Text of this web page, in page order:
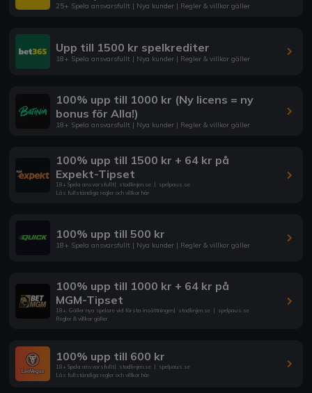
25+ Spela ansvarsfullt | Nya kunder | Regler & villkor gäller
Upp till 1500 kr spelkrediter
18+ Spela ansvarsfullt | Nya kunder | Regler & villkor gäller
100% upp till 1000 kr (Ny licens = ny
bonus för Alla!)
18+ Spela ansvarsfullt | Nya kunder | Regler & villkor gäller
100% upp till 1500 kr + 64 kr på
Expekt-Tipset
18+ Spela ansvarsfullt| stodlinjen.se | spelpaus.se
Läs fullständiga regler och villkor här
100% upp till 500 kr
18+ Spela ansvarsfullt | Nya kunder | Regler & villkor gäller
100% upp till 1000 kr + 64 kr på
MGM-Tipset
18+. Gäller nya spelare vid första insättningen| stodlinjen.se | spelpaus.se
Regler & villkor gäller
100% upp till 600 kr
18+ Spela ansvarsfullt| stodlinjen.se | spelpaus.se
Läs fullständiga regler och villkor här